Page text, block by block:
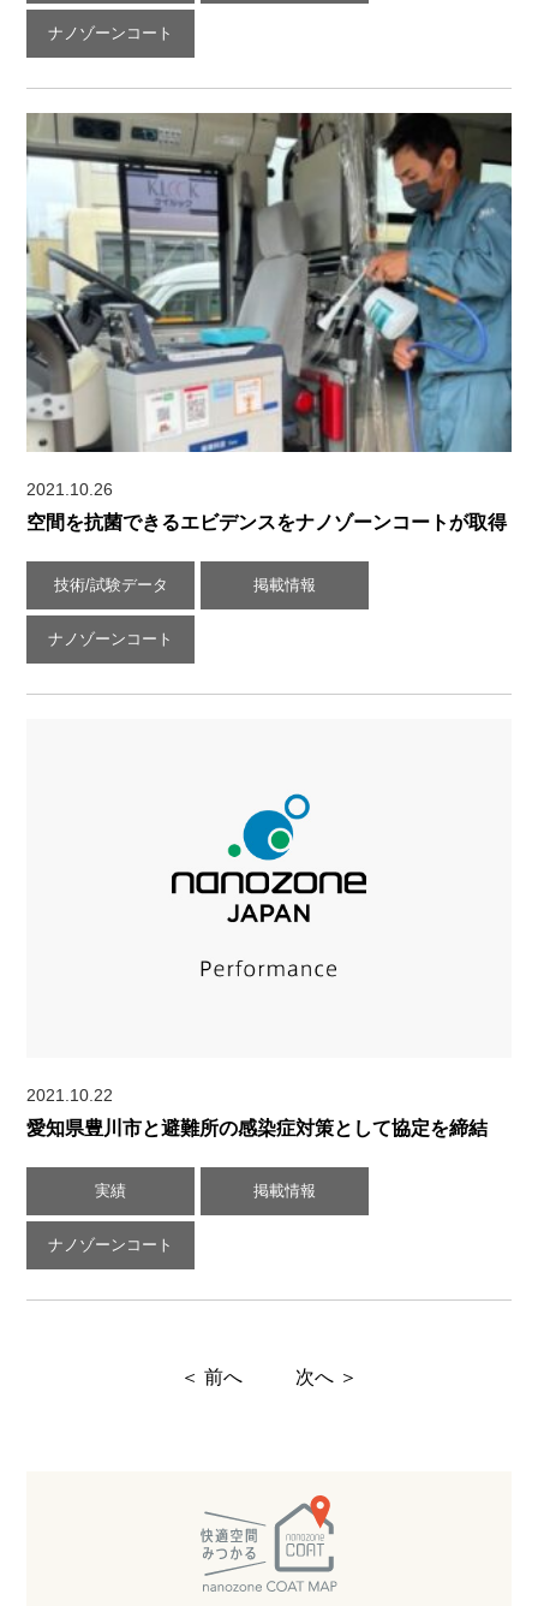
ナノゾーンコート
2021.10.26
空間を抗菌できるエビデンスをナノゾーンコートが取得
技術/試験データ 掲載情報
ナノゾーンコート
2021.10.22
愛知県豊川市と避難所の感染症対策として協定を締結
実績 掲載情報
ナノゾーンコート
＜ 前へ 次へ ＞